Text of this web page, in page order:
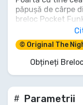
păpușă de cârpe
breloc Pocket
Coșmar înainte
doar îți păzește
sinistră în viața ta
mătrăgună, ci cu
companionul tău
Finkelstein să o
prevestire în
© Original The
Obțineți
Parametrii